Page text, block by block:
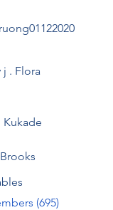
j . Flora
Kukade
(695)